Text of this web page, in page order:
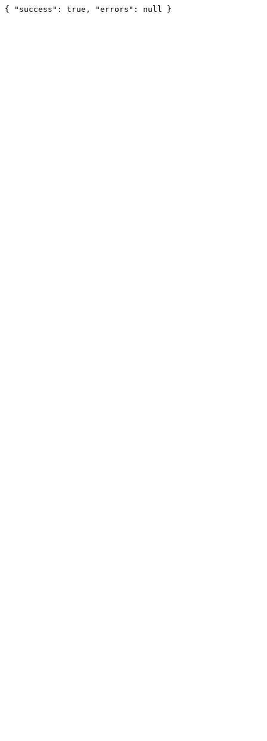
{ "success": true, "errors": null }